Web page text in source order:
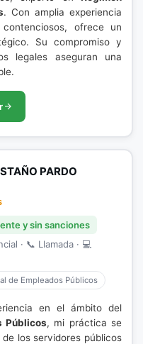
. Con amplia experiencia
ofrece un
Su compromiso y
legales aseguran una
PARDO
y sin sanciones
· 📞 Llamada · 💻
de Empleados Públicos
en el ámbito del
Públicos, mi práctica se
los servidores públicos